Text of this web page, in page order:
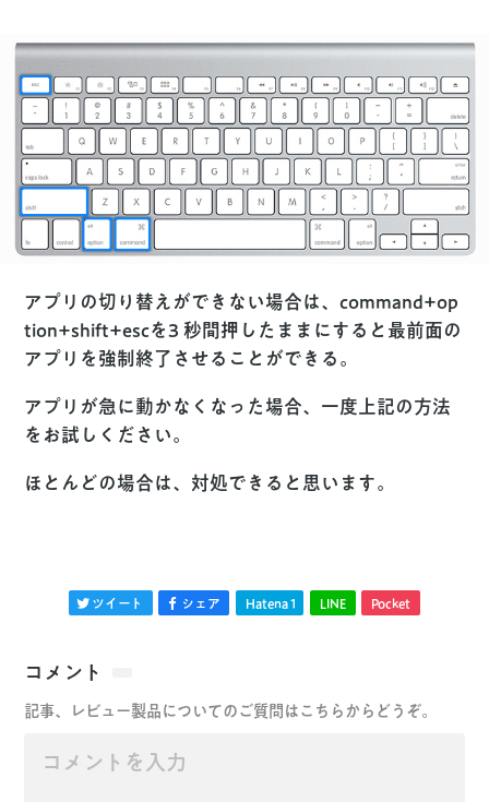
アプリの切り替えができない場合は、command+op
tion+shift+escを3 秒間押したままにすると最前面の
アプリを強制終了させることができる。
アプリが急に動かなくなった場合、一度上記の方法
をお試しください。
ほとんどの場合は、対処できると思います。
ツイート シェア Hatena1 LINE Pocket
コメント
記事、レビュー製品についてのご質問はこちらからどうぞ。